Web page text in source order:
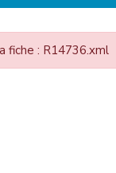
fiche : R14736.xml